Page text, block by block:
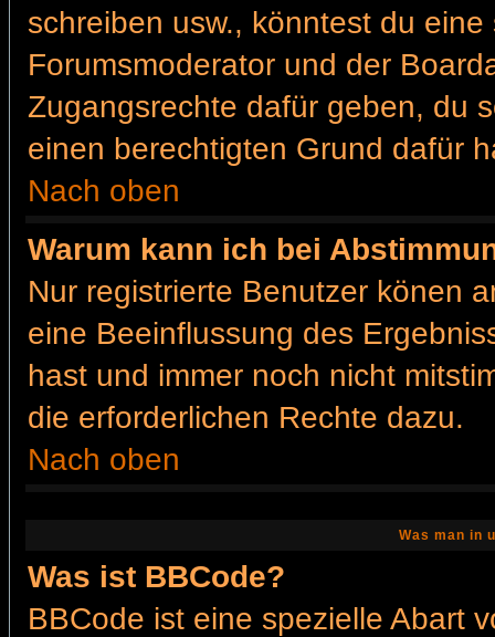
schreiben usw., könntest du
Forumsmoderator und der
Zugangsrechte dafür geben, du
einen berechtigten Grund dafür
Nach oben
Warum kann ich bei
Nur registrierte Benutzer könen
eine Beeinflussung des
hast und immer noch nicht
die erforderlichen Rechte dazu.
Nach oben
Was man in
Was ist BBCode?
BBCode ist eine spezielle Abart